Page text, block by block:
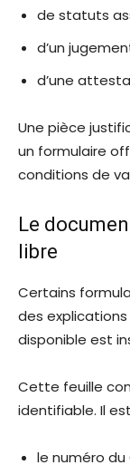
de statuts
d’un
d’une
Une pièce
un formulaire
conditions de
Le
libre
Certains
des explications
disponible est
Cette feuille
identifiable. Il
le numéro du